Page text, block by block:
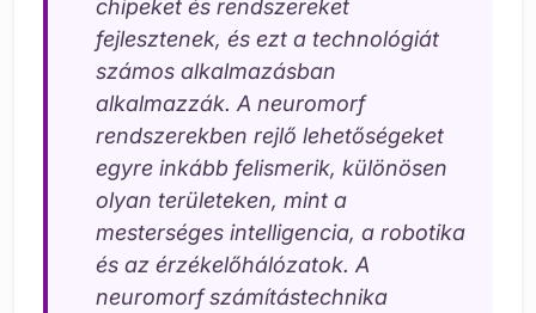
chipeket és rendszereket
fejlesztenek, és ezt a technológiát
számos alkalmazásban
alkalmazzák. A neuromorf
rendszerekben rejlő lehetőségeket
egyre inkább felismerik, különösen
olyan területeken, mint a
mesterséges intelligencia, a robotika
és az érzékelőhálózatok. A
neuromorf számítástechnika